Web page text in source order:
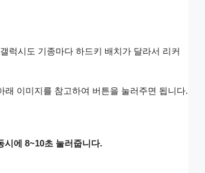
럭시도 기종마다 하드키 배치가 달라서 리커
이미지를 참고하여 버튼을 눌러주면 됩니다.
시에 8~10초 눌러줍니다.